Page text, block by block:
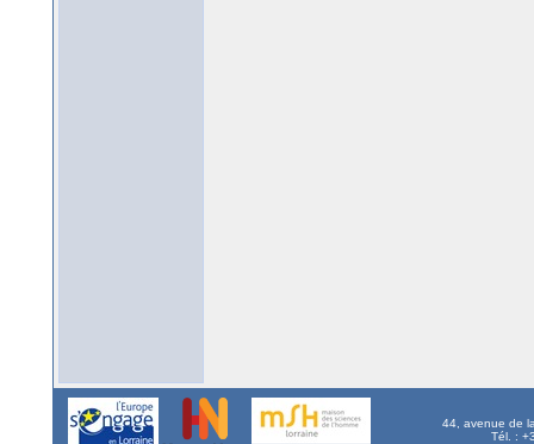
44, avenue de
Tél. :